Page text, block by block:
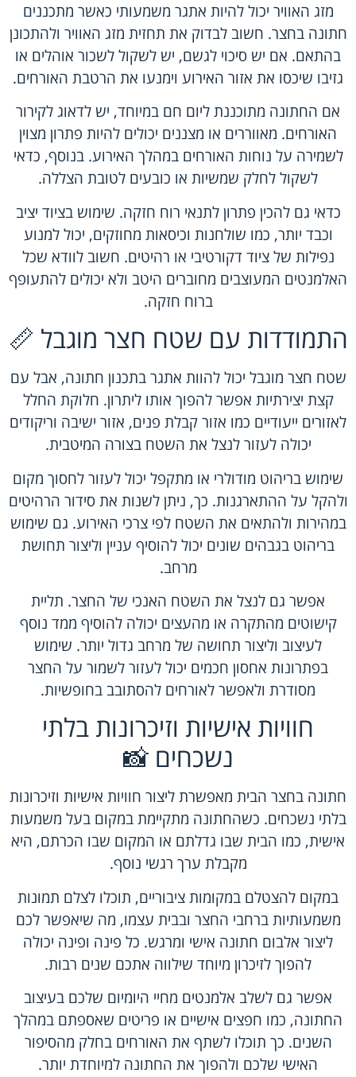
מזג האוויר יכול להיות אתגר משמעותי כאשר מתכננים
חתונה בחצר. חשוב לבדוק את תחזית מזג האוויר ולהתכונן
בהתאם. אם יש סיכוי לגשם, יש לשקול לשכור אוהלים או
גזיבו שיכסו את אזור האירוע וימנעו את הרטבת האורחים.
אם החתונה מתוכננת ליום חם במיוחד, יש לדאוג לקירור
האורחים. מאווררים או מצננים יכולים להיות פתרון מצוין
לשמירה על נוחות האורחים במהלך האירוע. בנוסף, כדאי
לשקול לחלק שמשיות או כובעים לטובת הצללה.
כדאי גם להכין פתרון לתנאי רוח חזקה. שימוש בציוד יציב
וכבד יותר, כמו שולחנות וכיסאות מחוזקים, יכול למנוע
נפילות של ציוד דקורטיבי או רהיטים. חשוב לוודא שכל
האלמנטים המעוצבים מחוברים היטב ולא יכולים להתעופף
ברוח חזקה.
התמודדות עם שטח חצר מוגבל 📏
שטח חצר מוגבל יכול להוות אתגר בתכנון חתונה, אבל עם
קצת יצירתיות אפשר להפוך אותו ליתרון. חלוקת החלל
לאזורים ייעודיים כמו אזור קבלת פנים, אזור ישיבה וריקודים
יכולה לעזור לנצל את השטח בצורה המיטבית.
שימוש בריהוט מודולרי או מתקפל יכול לעזור לחסוך מקום
ולהקל על ההתארגנות. כך, ניתן לשנות את סידור הרהיטים
במהירות ולהתאים את השטח לפי צרכי האירוע. גם שימוש
בריהוט בגבהים שונים יכול להוסיף עניין וליצור תחושת
מרחב.
אפשר גם לנצל את השטח האנכי של החצר. תליית
קישוטים מהתקרה או מהעצים יכולה להוסיף ממד נוסף
לעיצוב וליצור תחושה של מרחב גדול יותר. שימוש
בפתרונות אחסון חכמים יכול לעזור לשמור על החצר
מסודרת ולאפשר לאורחים להסתובב בחופשיות.
חוויות אישיות וזיכרונות בלתי
נשכחים 📸
חתונה בחצר הבית מאפשרת ליצור חוויות אישיות וזיכרונות
בלתי נשכחים. כשהחתונה מתקיימת במקום בעל משמעות
אישית, כמו הבית שבו גדלתם או המקום שבו הכרתם, היא
מקבלת ערך רגשי נוסף.
במקום להצטלם במקומות ציבוריים, תוכלו לצלם תמונות
משמעותיות ברחבי החצר ובבית עצמו, מה שיאפשר לכם
ליצור אלבום חתונה אישי ומרגש. כל פינה ופינה יכולה
להפוך לזיכרון מיוחד שילווה אתכם שנים רבות.
אפשר גם לשלב אלמנטים מחיי היומיום שלכם בעיצוב
החתונה, כמו חפצים אישיים או פריטים שאספתם במהלך
השנים. כך תוכלו לשתף את האורחים בחלק מהסיפור
האישי שלכם ולהפוך את החתונה למיוחדת יותר.